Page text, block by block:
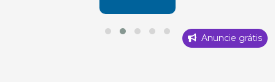
Anuncie grátis